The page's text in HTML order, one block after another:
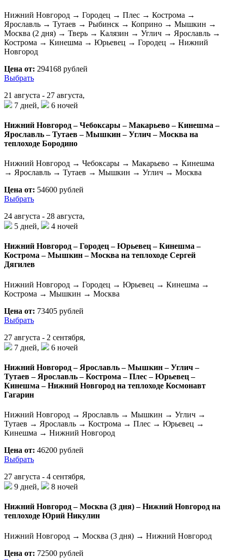
Нижний Новгород → Городец → Плес → Кострома →
Ярославль → Тутаев → Рыбинск → Коприно → Мышкин →
Москва (2 дня) → Тверь → Калязин → Углич → Ярославль →
Кострома → Кинешма → Юрьевец → Городец → Нижний
Новгород
Цена от: 294168 рублей
Выбрать
21 августа - 27 августа,
7 дней,
6 ночей
Нижний Новгород – Чебоксары – Макарьево – Кинешма –
Ярославль – Тутаев – Мышкин – Углич – Москва на
теплоходе Бородино
Нижний Новгород → Чебоксары → Макарьево → Кинешма
→ Ярославль → Тутаев → Мышкин → Углич → Москва
Цена от: 54600 рублей
Выбрать
24 августа - 28 августа,
5 дней,
4 ночей
Нижний Новгород – Городец – Юрьевец – Кинешма –
Кострома – Мышкин – Москва на теплоходе Сергей
Дягилев
Нижний Новгород → Городец → Юрьевец → Кинешма →
Кострома → Мышкин → Москва
Цена от: 73405 рублей
Выбрать
27 августа - 2 сентября,
7 дней,
6 ночей
Нижний Новгород – Ярославль – Мышкин – Углич –
Тутаев – Ярославль – Кострома – Плес – Юрьевец –
Кинешма – Нижний Новгород на теплоходе Космонавт
Гагарин
Нижний Новгород → Ярославль → Мышкин → Углич →
Тутаев → Ярославль → Кострома → Плес → Юрьевец →
Кинешма → Нижний Новгород
Цена от: 46200 рублей
Выбрать
27 августа - 4 сентября,
9 дней,
8 ночей
Нижний Новгород – Москва (3 дня) – Нижний Новгород на
теплоходе Юрий Никулин
Нижний Новгород → Москва (3 дня) → Нижний Новгород
Цена от: 72500 рублей